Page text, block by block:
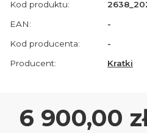
Kod produktu:
EAN:
-
Kod producenta:
-
Producent:
Kratki
Cena
6 900,00